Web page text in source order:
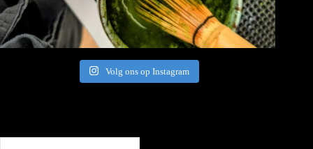
Volg ons op Instagram